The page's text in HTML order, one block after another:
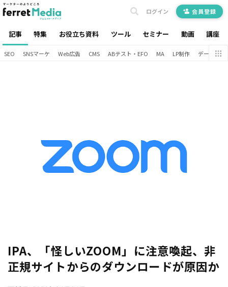
記事 特集 お役立ち資料 ツール セミナー 動画 講座
ログイン 会員登録
SEO SNSマーケ Web広告 CMS ABテスト・EFO MA LP制作 データ分析
IPA、「怪しいZOOM」に注意喚起、非
正規サイトからのダウンロードが原因か